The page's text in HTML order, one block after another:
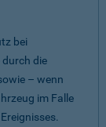
bei
die
– wenn
im Falle